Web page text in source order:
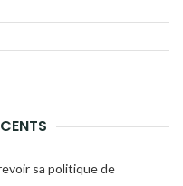
sa politique de